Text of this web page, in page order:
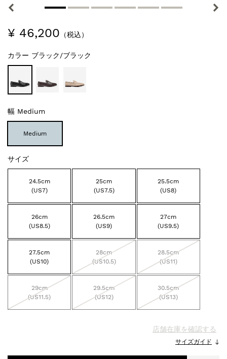
¥ 46,200 （税込）
カラー ブラック/ブラック
幅 Medium
Medium
サイズ
24.5cm
(US7)
25cm
(US7.5)
25.5cm
(US8)
26cm
(US8.5)
26.5cm
(US9)
27cm
(US9.5)
27.5cm
(US10)
28cm
(US10.5)
28.5cm
(US11)
29cm
(US11.5)
29.5cm
(US12)
30.5cm
(US13)
店舗在庫を確認する
サイズガイド